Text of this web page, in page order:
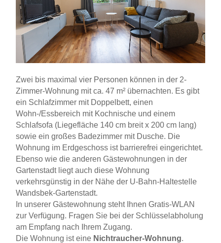
Zwei bis maximal vier Personen können in der 2-
Zimmer-Wohnung mit ca. 47 m² übernachten. Es gibt
ein Schlafzimmer mit Doppelbett, einen
Wohn-/Essbereich mit Kochnische und einem
Schlafsofa (Liegefläche 140 cm breit x 200 cm lang)
sowie ein großes Badezimmer mit Dusche. Die
Wohnung im Erdgeschoss ist barrierefrei eingerichtet.
Ebenso wie die anderen Gästewohnungen in der
Gartenstadt liegt auch diese Wohnung
verkehrsgünstig in der Nähe der U-Bahn-Haltestelle
Wandsbek-Gartenstadt.
In unserer Gästewohnung steht Ihnen Gratis-WLAN
zur Verfügung. Fragen Sie bei der Schlüsselabholung
am Empfang nach Ihrem Zugang.
Die Wohnung ist eine Nichtraucher-Wohnung.